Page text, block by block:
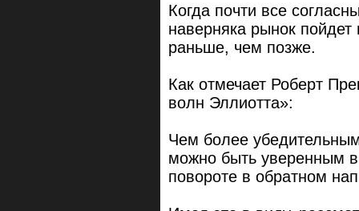
Когда почти все
наверняка рынок
раньше, чем позже.
Как отмечает Роберт
волн Эллиотта»:
Чем более
можно быть уверенным в
повороте в обратном